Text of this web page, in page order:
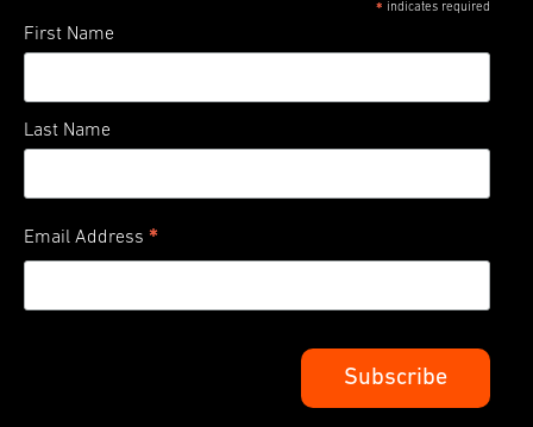
* indicates required
First Name
Last Name
Email Address *